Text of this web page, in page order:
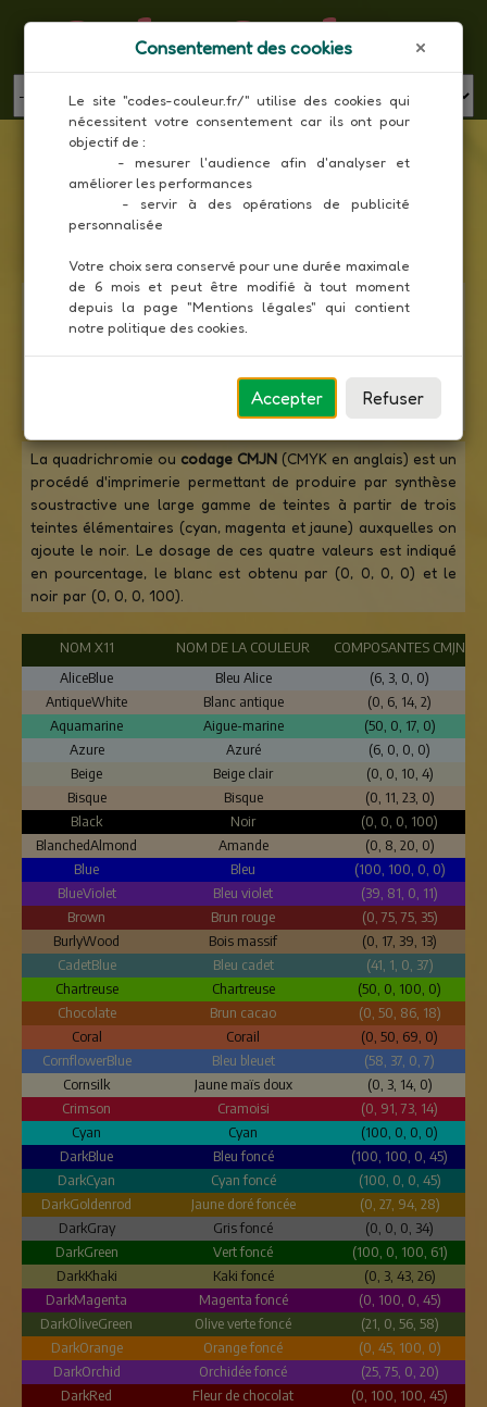
Codes Couleur
MENU
Liste des couleurs X11 en composantes CMJN
Toutes les couleurs
norme X11
est un protocole de système de fenêtrage qui
gère l'écran, la souris et le clavier. C'est le système standard
X11 propose une palette composée de 140 couleurs prises
en charge par la plupart des navigateurs Web.
La quadrichromie ou codage CMJN (CMYK en anglais) est un
procédé d'imprimerie permettant de produire par synthèse
soustractive une large gamme de teintes à partir de trois
teintes élémentaires (cyan, magenta et jaune) auxquelles on
ajoute le noir. Le dosage de ces quatre valeurs est indiqué
en pourcentage, le blanc est obtenu par (0, 0, 0, 0) et le
noir par (0, 0, 0, 100).
NOM X11 NOM DE LA COULEUR
COMPOSANTES CMJN
AliceBlue
Bleu Alice
(6, 3, 0, 0)
AntiqueWhite
Blanc antique
(0, 6, 14, 2)
Aquamarine
Aigue-marine
(50, 0, 17, 0)
Azure
Azuré
(6, 0, 0, 0)
Beige
Beige clair
(0, 0, 10, 4)
Bisque
Bisque
(0, 11, 23, 0)
Black
Noir
(0, 0, 0, 100)
BlanchedAlmond
Amande
(0, 8, 20, 0)
Blue
Bleu
(100, 100, 0, 0)
BlueViolet
Bleu violet
(39, 81, 0, 11)
Brown
Brun rouge
(0, 75, 75, 35)
BurlyWood
Bois massif
(0, 17, 39, 13)
CadetBlue
Bleu cadet
(41, 1, 0, 37)
Chartreuse
Chartreuse
(50, 0, 100, 0)
Chocolate
Brun cacao
(0, 50, 86, 18)
Coral
Corail
(0, 50, 69, 0)
CornflowerBlue
Bleu bleuet
(58, 37, 0, 7)
Cornsilk
Jaune maïs doux
(0, 3, 14, 0)
Crimson
Cramoisi
(0, 91, 73, 14)
Cyan
Cyan
(100, 0, 0, 0)
DarkBlue
Bleu foncé
(100, 100, 0, 45)
DarkCyan
Cyan foncé
(100, 0, 0, 45)
DarkGoldenrod
Jaune doré foncée
(0, 27, 94, 28)
DarkGray
Gris foncé
(0, 0, 0, 34)
DarkGreen
Vert foncé
(100, 0, 100, 61)
DarkKhaki
Kaki foncé
(0, 3, 43, 26)
DarkMagenta
Magenta foncé
(0, 100, 0, 45)
DarkOliveGreen
Olive verte foncé
(21, 0, 56, 58)
DarkOrange
Orange foncé
(0, 45, 100, 0)
DarkOrchid
Orchidée foncé
(25, 75, 0, 20)
DarkRed
Fleur de chocolat
(0, 100, 100, 45)
Consentement des cookies
Le site "codes-couleur.fr/" utilise des cookies qui
nécessitent votre consentement car ils ont pour
objectif de :
améliorer les performances
     - servir à des opérations de publicité
personnalisée
Votre choix sera conservé pour une durée maximale
de 6 mois et peut être modifié à tout moment
depuis la page "Mentions légales" qui contient
notre politique des cookies.
Accepter Refuser